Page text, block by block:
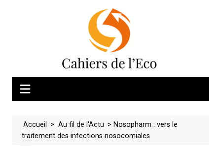
Accueil > Au fil de l'Actu > Nosopharm : vers le
traitement des infections nosocomiales